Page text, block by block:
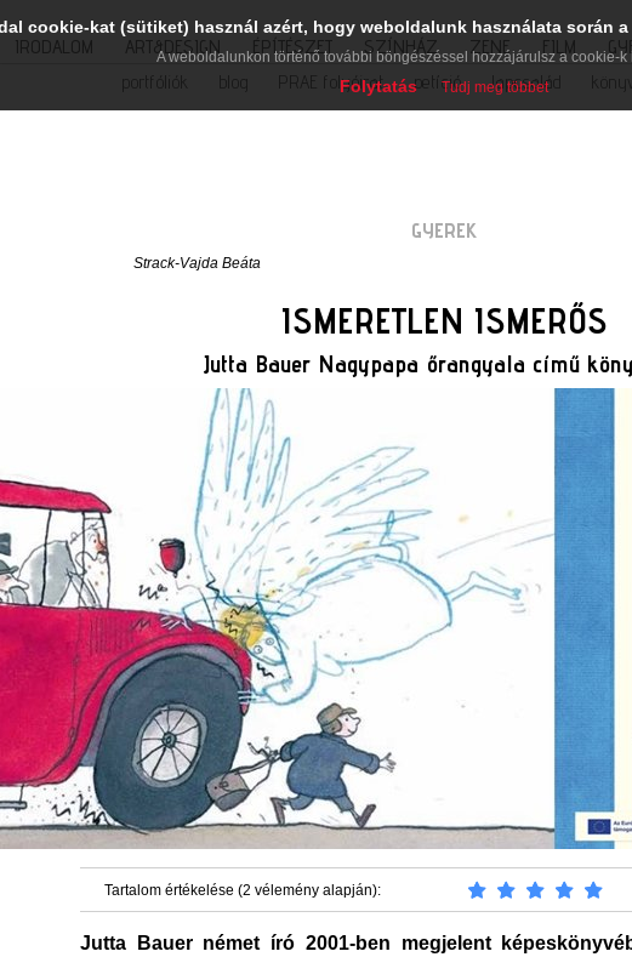
IRODALOM ART&DESIGN ÉPÍTÉSZET SZÍNHÁZ ZENE FILM
portfóliók
blog PRAE folyóirat petíció lapcsalád
GYEREK
Strack-Vajda Beáta
ISMERETLEN ISMERŐS
Jutta Bauer Nagypapa őrangyala című
Tartalom értékelése (2 vélemény alapján):
Jutta Bauer német író 2001-ben megjelent
cookie-kat (sütiket) használ azért, hogy weboldalunk használata során
A weboldalunkon történő további böngészéssel hozzájárulsz a cookie-k
Folytatás Tudj meg többet